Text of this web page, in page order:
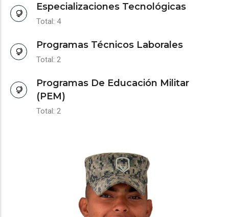
Especializaciones Tecnológicas
Total: 4
Programas Técnicos Laborales
Total: 2
Programas De Educación Militar
(PEM)
Total: 2